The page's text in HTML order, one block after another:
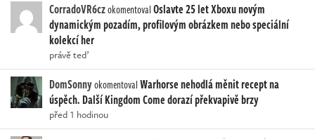
CorradoVR6czokomentovalOslavte 25 let Xboxu novým
dynamickým pozadím, profilovým obrázkem nebo speciální
kolekcí her
právě teď
DomSonnyokomentovalWarhorse nehodlá měnit recept na
úspěch. Další Kingdom Come dorazí překvapivě brzy
před 1 hodinou